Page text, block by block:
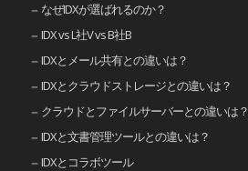
なぜIDXが選ばれるのか？
IDX vs L社V vs B社B
IDXとメール共有との違いは？
IDXとクラウドストレージとの違いは？
クラウドとファイルサーバーとの違いは？
IDXと文書管理ツールとの違いは？
IDXとコラボツール